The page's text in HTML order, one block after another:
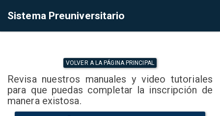
Sistema Preuniversitario
VOLVER A LA PÁGINA PRINCIPAL
Revisa nuestros manuales y video tutoriales
para que puedas completar la inscripción de
manera existosa.